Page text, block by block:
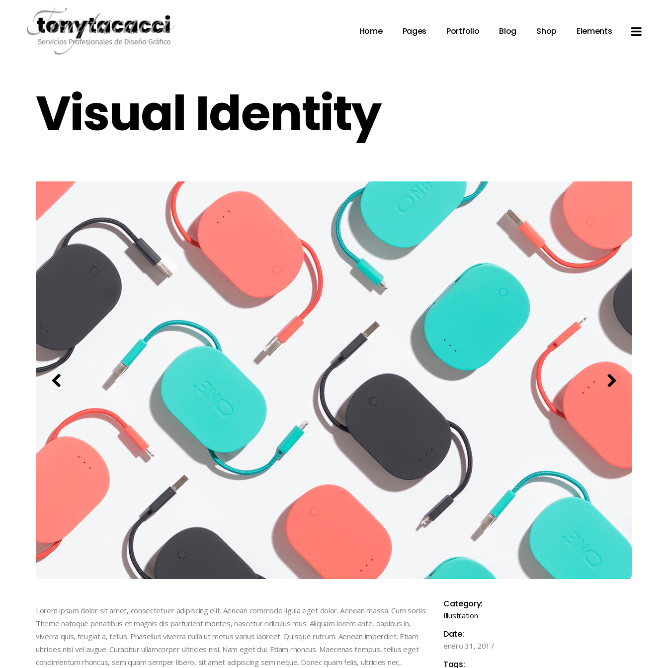
Home Pages Portfolio Blog Shop Elements
Visual Identity
Lorem ipsum dolor sit amet, consectetuer adipiscing elit. Aenean commodo ligula eget dolor. Aenean massa. Cum sociis
Theme natoque penatibus et magnis dis parturient montes, nascetur ridiculus mus. Aliquam lorem ante, dapibus in,
viverra quis, feugiat a, tellus. Phasellus viverra nulla ut metus varius laoreet. Quisque rutrum. Aenean imperdiet. Etiam
ultricies nisi vel augue. Curabitur ullamcorper ultricies nisi. Nam eget dui. Etiam rhoncus. Maecenas tempus, tellus eget
condimentum rhoncus, sem quam semper libero, sit amet adipiscing sem neque. Donec quam felis, ultricies nec,
Category:
Illustration
Date:
enero 31, 2017
Tags: